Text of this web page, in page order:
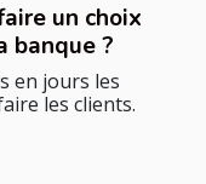
un choix
banque ?
en jours les
les clients.